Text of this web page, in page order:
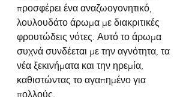
προσφέρει ένα αναζωογονητικό,
λουλουδάτο άρωμα με διακριτικές
φρουτώδεις νότες. Αυτό το άρωμα
συχνά συνδέεται με την αγνότητα, τα
νέα ξεκινήματα και την ηρεμία,
καθιστώντας το αγαπημένο για
πολλούς.